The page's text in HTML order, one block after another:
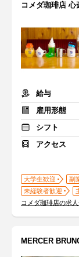
コメダ珈琲店
給与
雇用形態
シフト
アクセス
大学生歓迎 副
未経験者歓迎
コメダ珈琲店の求
MERCER